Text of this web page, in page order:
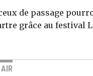
de passage
grâce au festival